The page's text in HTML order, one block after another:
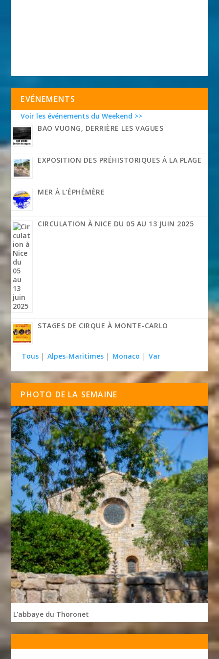
EVÉNEMENTS
Voir les événements du Weekend >>
BAO VUONG, DERRIÈRE LES VAGUES
EXPOSITION DES PRÉHISTORIQUES À LA PLAGE
MER À L’ÉPHÉMÈRE
CIRCULATION À NICE DU 05 AU 13 JUIN 2025
STAGES DE CIRQUE À MONTE-CARLO
Tous | Alpes-Maritimes | Monaco | Var
PHOTO DE LA SEMAINE
L'abbaye du Thoronet